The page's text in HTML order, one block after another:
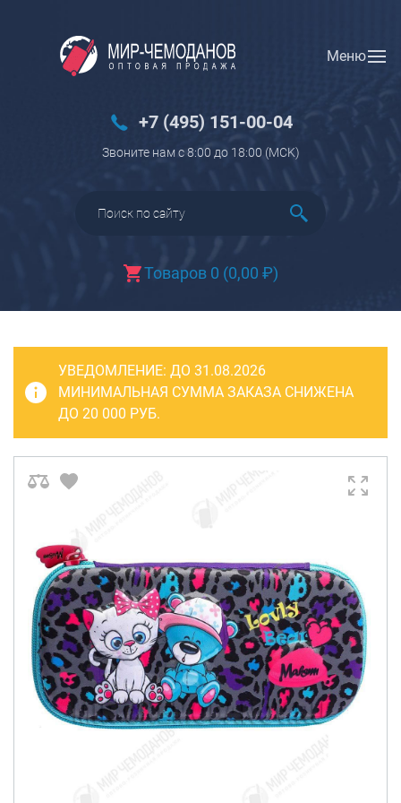
Меню
+7 (495) 151-00-04
Звоните нам с 8:00 до 18:00 (МCK)
Товаров 0 (0,00 ₽)
Вход Регистрация
Багаж
Чемоданы
Чемоданы детские
Пилоты на колесах
Рюкзаки детские для детских
Бьюти-кейсы
САКВОЯЖИ
РАСПРОДАЖА
Сумки деловые
Сумки поясные
Сумки пляжные
Сумки для ноутбуков
Сумки-тележки хозяйственные
Сумки-рюкзаки на колёсах
УВЕДОМЛЕНИЕ: ДО 31.08.2026
МИНИМАЛЬНАЯ СУММА ЗАКАЗА СНИЖЕНА
ДО 20 000 РУБ.